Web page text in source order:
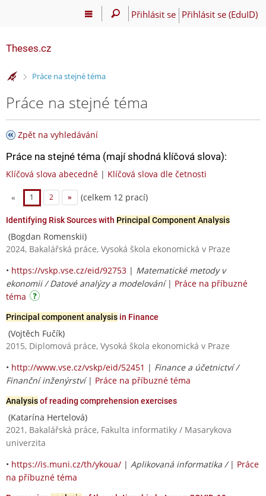
Přihlásit se Přihlásit se (EduID)
Theses.cz
>Práce na stejné téma
Práce na stejné téma
Zpět na vyhledávání
Práce na stejné téma (mají shodná klíčová slova):
Klíčová slova abecedně | Klíčová slova dle četnosti
« 1 2 » (celkem 12 prací)
Identifying Risk Sources with Principal Component Analysis
(Bogdan Romenskii)
2024, Bakalářská práce, Vysoká škola ekonomická v Praze
• https://vskp.vse.cz/eid/92753 | Matematické metody v
ekonomii / Datové analýzy a modelování| Práce na příbuzné
téma
Principal component analysis in Finance
(Vojtěch Fučík)
2015, Diplomová práce, Vysoká škola ekonomická v Praze
• http://www.vse.cz/vskp/eid/52451 | Finance a účetnictví /
Finanční inženýrství| Práce na příbuzné téma
Analysisof reading comprehension exercises
(Katarína Hertelová)
2021, Bakalářská práce, Fakulta informatiky / Masarykova
univerzita
• https://is.muni.cz/th/ykoua/ | Aplikovaná informatika / | Práce
na příbuzné téma